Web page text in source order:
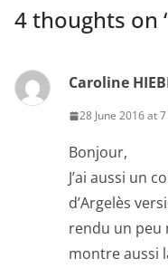
4 thoughts on
Caroline
28 June 2016 at
Bonjour,
J’ai aussi un
d’Argelès
rendu un peu
montre aussi